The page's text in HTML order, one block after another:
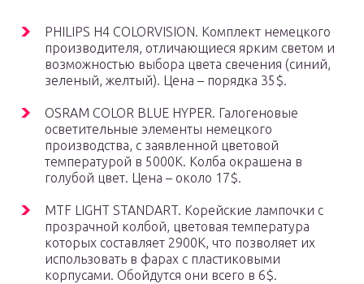
PHILIPS H4 COLORVISION. Комплект немецкого
производителя, отличающиеся ярким светом и
возможностью выбора цвета свечения (синий,
зеленый, желтый). Цена – порядка 35$.
OSRAM COLOR BLUE HYPER. Галогеновые
осветительные элементы немецкого
производства, с заявленной цветовой
температурой в 5000К. Колба окрашена в
голубой цвет. Цена – около 17$.
MTF LIGHT STANDART. Корейские лампочки с
прозрачной колбой, цветовая температура
которых составляет 2900К, что позволяет их
использовать в фарах с пластиковыми
корпусами. Обойдутся они всего в 6$.